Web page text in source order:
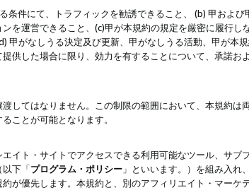
件にて、トラフィックを勧誘できること、 (b) 甲および
を運営できること、(c)甲が本規約の規定を厳密に履行し
甲がなしうる決定及び更新、甲がなしうる活動、甲が本
供した場合に限り、効力を有することについて、承諾お
してはなりません。この制限の範囲において、本規約は
ことが可能となります。
ト・サイトでアクセスできる利用可能なツール、サブプ
下「プログラム・ポリシー 」といいます。）を組み入れ
が優先します。本規約と、別のアフィリエイト・マーケ